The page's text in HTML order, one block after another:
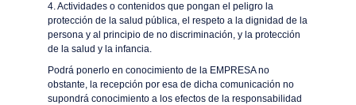
4. Actividades o contenidos que pongan el peligro la
protección de la salud pública, el respeto a la dignidad de la
persona y al principio de no discriminación, y la protección
de la salud y la infancia.
Podrá ponerlo en conocimiento de la EMPRESA no
obstante, la recepción por esa de dicha comunicación no
supondrá conocimiento a los efectos de la responsabilidad